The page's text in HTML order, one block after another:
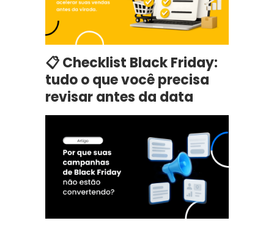
📋 Checklist Black Friday:
tudo o que você precisa
revisar antes da data